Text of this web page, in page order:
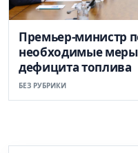
Премьер-министр
необходимые
дефицита топлива
БЕЗ РУБРИКИ